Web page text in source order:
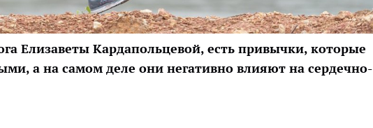
Елизаветы Кардапольцевой, есть привычки, которые
а на самом деле они негативно влияют на сердечно-